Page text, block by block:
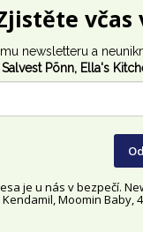
včas
newsletteru a
Salvest Põnn, Ella's
je u nás v bezpečí.
Kendamil, Moomin Baby,